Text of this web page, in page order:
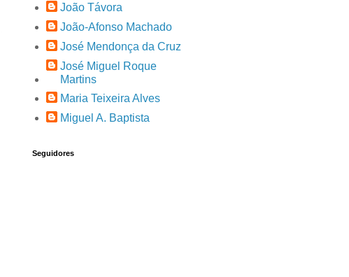
João Távora
João-Afonso Machado
José Mendonça da Cruz
José Miguel Roque
Martins
Maria Teixeira Alves
Miguel A. Baptista
Seguidores